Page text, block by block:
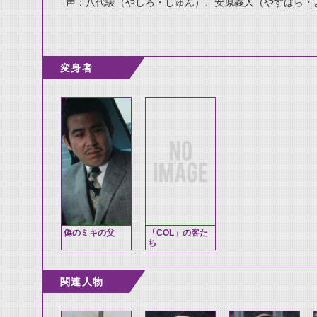
変身者
偽のミキの父
「COL」の客た
ち
関連人物